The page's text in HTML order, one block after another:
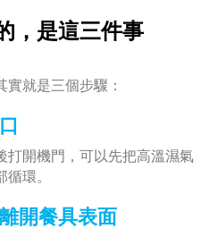
，是這三件事
就是三個步驟：
打開機門，可以先把高溫濕氣
環。
開餐具表面